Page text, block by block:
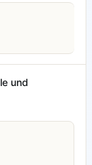
und